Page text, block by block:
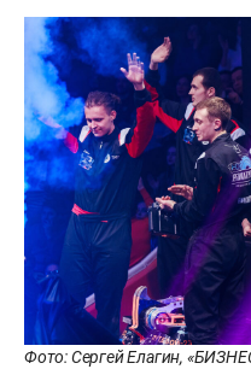
Фото: Сергей Елагин,